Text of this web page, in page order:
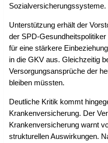
Sozialversicherungssysteme.
Unterstützung erhält der
der SPD-
für eine stärkere
in die GKV aus. Gleichzeitig
Versorgungsansprüche der
bleiben müssten.
Deutliche Kritik kommt
Krankenversicherung. Der
Krankenversicherung warnt
strukturellen Auswirkungen.